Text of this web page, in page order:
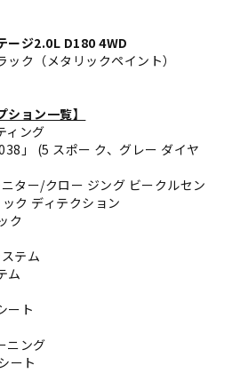
ージ2.0L D180 4WD
ク（メタリックペイント）
ション一覧】
ィング
」 (5 スポー ク、グレー ダイヤ
ター/クロー ジング ビークルセン
ク ディテクション
ク
テム
ム
ート
ニング
ート